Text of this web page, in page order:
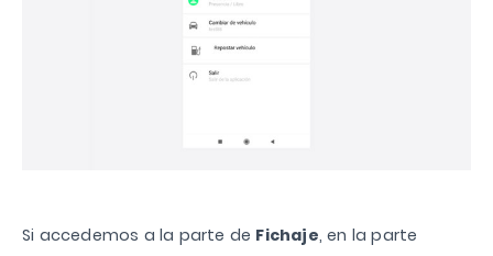
Si accedemos a la parte de Fichaje, en la parte